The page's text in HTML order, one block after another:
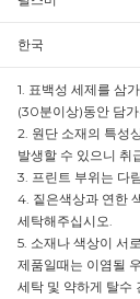
한국
1. 표백성 세제를 삼
(30분이상)동안 담
2. 원단 소재의 특성
발생할 수 있으니 취
3. 프린트 부위는 다
4. 짙은색상과 연한
세탁해주십시오.
5. 소재나 색상이 서
제품일때는 이염될
세탁 및 약하게 탈수